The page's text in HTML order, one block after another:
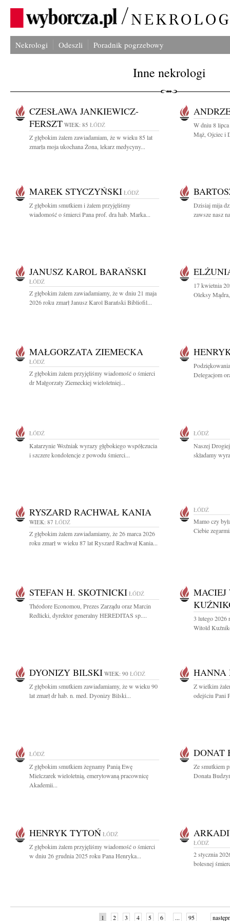
Nekrologi Odeszli Poradnik pogrzebowy
Inne nekrologi
CZESŁAWA JANKIEWICZ-
FERSZT WIEK: 85 ŁÓDŹ
Z głębokim żalem zawiadamiam, że w wieku 85 lat
zmarła moja ukochana Żona, lekarz medycyny...
W dniu 8 lipca
Mąż, Ojciec i
MAREK STYCZYŃSKI ŁÓDŹ
Z głębokim smutkiem i żalem przyjęliśmy
wiadomość o śmierci Pana prof. dra hab. Marka...
Dzisiaj mija
zawsze nasz
JANUSZ KAROL BARAŃSKI
ŁÓDŹ
Z głębokim żalem zawiadamiamy, że w dniu 21 maja
2026 roku zmarł Janusz Karol Barański Bibliofil...
17 kwietnia
Oleksy
MAŁGORZATA ZIEMECKA
ŁÓDŹ
Z głębokim żalem przyjęliśmy wiadomość o śmierci
dr Małgorzaty Ziemeckiej wieloletniej...
Delegacjom
ŁÓDŹ
Katarzynie Woźniak wyrazy głębokiego współczucia
i szczere kondolencje z powodu śmierci...
ŁÓDŹ
Naszej
składamy
RYSZARD RACHWAŁ KANIA
WIEK: 87 ŁÓDŹ
Z głębokim żalem zawiadamiamy, że 26 marca 2026
roku zmarł w wieku 87 lat Ryszard Rachwał Kania...
ŁÓDŹ
Mamo czy
Ciebie
STEFAN H. SKOTNICKI ŁÓDŹ
Théodore Economou, Prezes Zarządu oraz Marcin
Redlicki, dyrektor generalny HEREDITAS sp....
MACIEJ
3 lutego 2026
Witold
DYONIZY BILSKI WIEK: 90 ŁÓDŹ
Z głębokim smutkiem zawiadamiamy, że w wieku 90
lat zmarł dr hab. n. med. Dyonizy Bilski...
Z wielkim
odejściu Pani
ŁÓDŹ
Z głębokim smutkiem żegnamy Panią Ewę
Mielczarek wieloletnią, emerytowaną pracownicę
Akademii...
DONAT
Ze smutkiem
Donata
HENRYK TYTOŃ ŁÓDŹ
Z głębokim żalem przyjęliśmy wiadomość o śmierci
w dniu 26 grudnia 2025 roku Pana Henryka...
ŁÓDŹ
2 stycznia
bolesnej
1 2 3 4 5 6 ... 95